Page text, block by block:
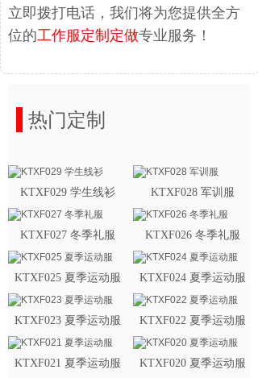
立即拨打电话，我们将为您提供全方
位的工作服定制定做专业服务！
KTXF029 学生线衫 KTXF028 军训服
KTXF027 冬季礼服 KTXF026 冬季礼服
KTXF025 夏季运动服 KTXF024 夏季运动服
KTXF023 夏季运动服 KTXF022 夏季运动服
KTXF021 夏季运动服 KTXF020 夏季运动服
热门定制